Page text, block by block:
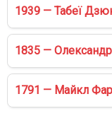
1939 — Табеї
1835 —
1791 — Майкл